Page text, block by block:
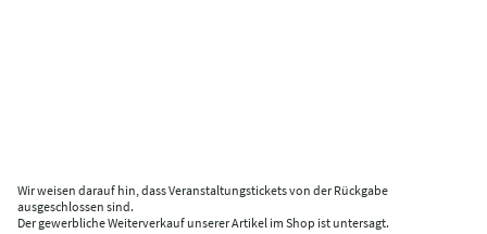
Wir weisen darauf hin, dass Veranstaltungstickets von der Rückgabe
ausgeschlossen sind.
Der gewerbliche Weiterverkauf unserer Artikel im Shop ist untersagt.